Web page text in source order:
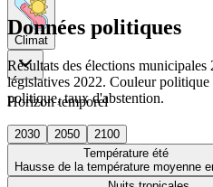
Climat
Horizon temporel
2030 2050
2100
Température été
Hausse de la température moyenne
Données politiques
Résultats des élections
législatives 2022. Couleur
politique, taux d'abstention.